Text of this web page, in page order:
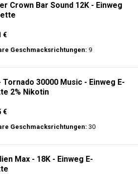
Crown Bar Sound 12K - Einweg
€
Geschmacksrichtungen: 9
Tornado 30000 Music - Einweg E-
2% Nikotin
€
Geschmacksrichtungen: 30
Max - 18K - Einweg E-